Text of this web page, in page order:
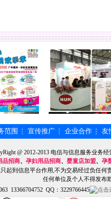
范围 ┆ 宣传推广 ┆ 企业合作 ┆ 友
@ 2012-2013 电信与信息服务业务经
品招商、 孕妇用品招商、 婴童店加盟、 孕
起到信息平台作用,不为交易经过负任何
任何单位及个人不得发布
13366704752 QQ：3229766445